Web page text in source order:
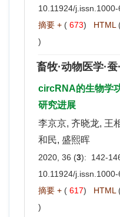
10.11924/
摘要 + ( 673) HTML
)
畜牧·动物医学·蚕
circRNA的生物学
研究进展
李京京, 齐晓龙, 王
和民, 盛熙晖
2020, 36 (3): 142-
10.11924/
摘要 + ( 617) HTML
)